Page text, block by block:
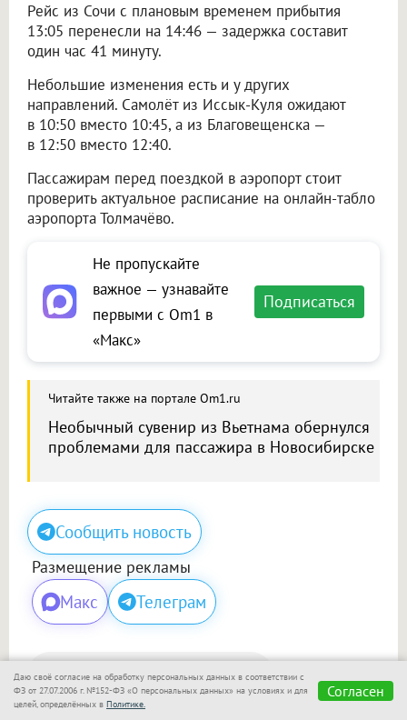
Рейс из Сочи с плановым временем прибытия
13:05 перенесли на 14:46 — задержка составит
один час 41 минуту.
Небольшие изменения есть и у других
направлений. Самолёт из Иссык-Куля ожидают
в 10:50 вместо 10:45, а из Благовещенска —
в 12:50 вместо 12:40.
Пассажирам перед поездкой в аэропорт стоит
проверить актуальное расписание на онлайн-табло
аэропорта Толмачёво.
Не пропускайте
важное — узнавайте
первыми с Om1 в
«Макс»
Подписаться
Читайте также на портале Om1.ru
Необычный сувенир из Вьетнама обернулся
проблемами для пассажира в Новосибирске
Сообщить новость
Размещение рекламы
Макс Телеграм
Сегодня, 09:40
Поделиться
Даю своё согласие на обработку персональных данных в соответствии с
ФЗ от 27.07.2006 г. №152-ФЗ «О персональных данных» на условиях и для
целей, определённых в Политике.
Согласен